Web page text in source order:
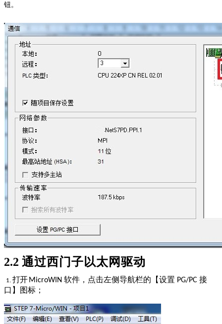
钮。
2.2 通过西门子以太网驱动
1. 打开 MicroWIN 软件，点击左侧导航栏的【设置 PG/PC 接
口】图标；